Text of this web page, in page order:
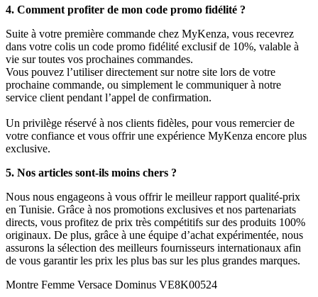
4. Comment profiter de mon code promo fidélité ?
Suite à votre première commande chez MyKenza, vous recevrez
dans votre colis un code promo fidélité exclusif de 10%, valable à
vie sur toutes vos prochaines commandes.
Vous pouvez l’utiliser directement sur notre site lors de votre
prochaine commande, ou simplement le communiquer à notre
service client pendant l’appel de confirmation.
Un privilège réservé à nos clients fidèles, pour vous remercier de
votre confiance et vous offrir une expérience MyKenza encore plus
exclusive.
5. Nos articles sont-ils moins chers ?
Nous nous engageons à vous offrir le meilleur rapport qualité-prix
en Tunisie. Grâce à nos promotions exclusives et nos partenariats
directs, vous profitez de prix très compétitifs sur des produits 100%
originaux. De plus, grâce à une équipe d’achat expérimentée, nous
assurons la sélection des meilleurs fournisseurs internationaux afin
de vous garantir les prix les plus bas sur les plus grandes marques.
Montre Femme Versace Dominus VE8K00524